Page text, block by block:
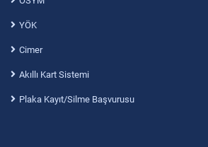
YÖK
Cimer
Akıllı Kart Sistemi
Plaka Kayıt/Silme Başvurusu